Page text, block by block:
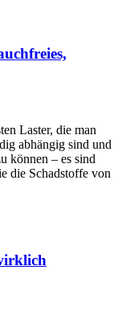
Laster, die man
abhängig sind und
können – es sind
die Schadstoffe von